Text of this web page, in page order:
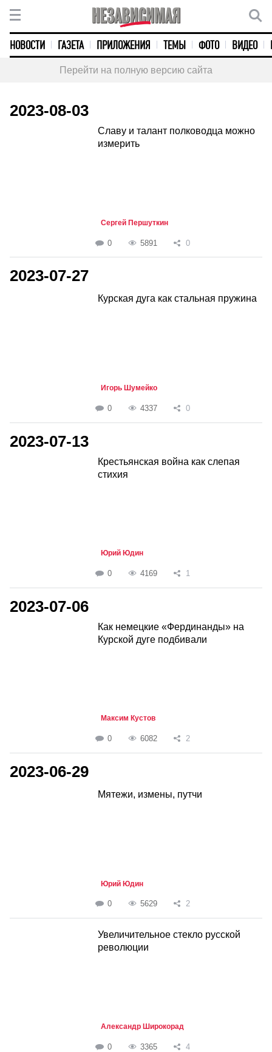
НОВОСТИ ГАЗЕТА ПРИЛОЖЕНИЯ ТЕМЫ ФОТО ВИДЕО
Перейти на полную версию сайта
2023-08-03
Славу и талант полководца можно
измерить
Сергей Першуткин
0 5891 0
2023-07-27
Курская дуга как стальная пружина
Игорь Шумейко
0 4337 0
2023-07-13
Крестьянская война как слепая
стихия
Юрий Юдин
0 4169 1
2023-07-06
Как немецкие «Фердинанды» на
Курской дуге подбивали
Максим Кустов
0 6082 2
2023-06-29
Мятежи, измены, путчи
Юрий Юдин
0 5629 2
Увеличительное стекло русской
революции
Александр Широкорад
0 3365 4